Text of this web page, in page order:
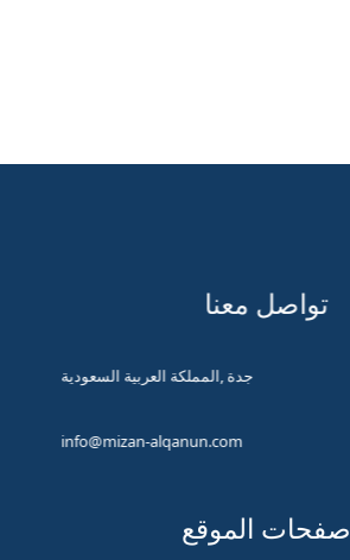
تواصل معنا
جدة ,المملكة العربية السعودية
info@mizan-alqanun.com
صفحات الموقع